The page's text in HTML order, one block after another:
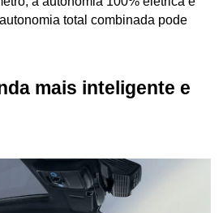
total combinada pode
mais inteligente e